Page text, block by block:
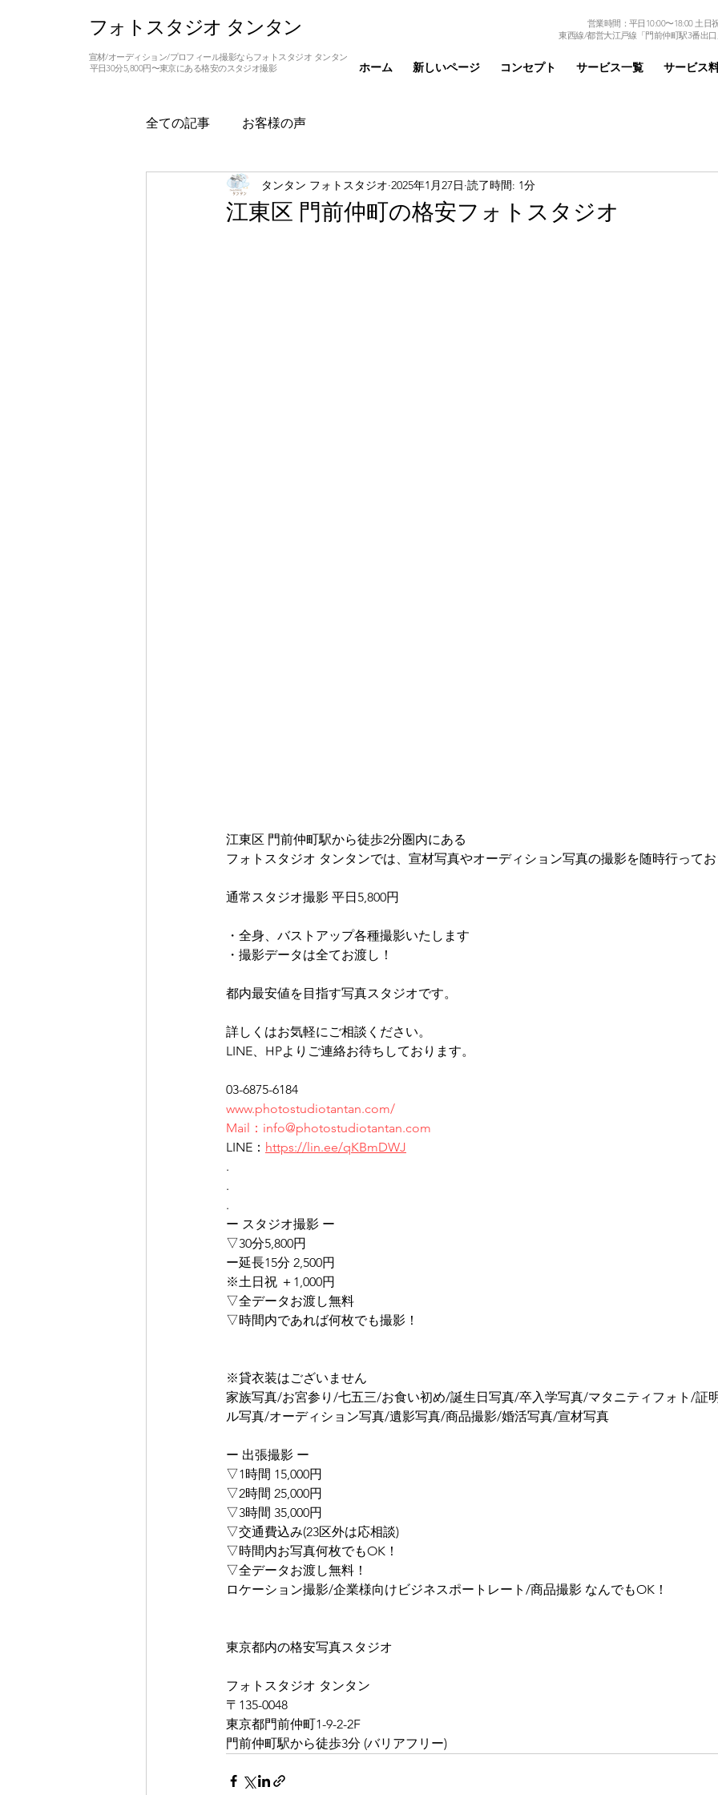
フォトスタジオ タンタン
宣材/オーディション/プロフィール撮影ならフォトスタジオ タンタン
平日30分5,800円〜東京にある格安のスタジオ撮影
営業時間：平日10:00〜18:00 土日
東西線/都営大江戸線「門前仲町駅3番出
ホーム 新しいページ コンセプト サービス一覧 サービス
全ての記事 お客様の声
江東区 門前仲町の格安フォトスタジオ
タンタン フォトスタジオ 2025年1月27日 読了時間: 1分
江東区 門前仲町駅から徒歩2分圏内にある
フォトスタジオ タンタンでは、宣材写真やオーディション写真の撮影を随時行って
通常スタジオ撮影 平日5,800円
・全身、バストアップ各種撮影いたします
・撮影データは全てお渡し！
都内最安値を目指す写真スタジオです。
詳しくはお気軽にご相談ください。
LINE、HPよりご連絡お待ちしております。
03-6875-6184
www.photostudiotantan.com/
Mail：info@photostudiotantan.com
LINE： https://lin.ee/qKBmDWJ
.
.
.
ー スタジオ撮影 ー
▽30分5,800円
ー延長15分 2,500円
※土日祝 ＋1,000円
▽全データお渡し無料
▽時間内であれば何枚でも撮影！
※貸衣装はございません
家族写真/お宮参り/七五三/お食い初め/誕生日写真/卒入学写真/マタニティフォト/証
ル写真/オーディション写真/遺影写真/商品撮影/婚活写真/宣材写真
ー 出張撮影 ー
▽1時間 15,000円
▽2時間 25,000円
▽3時間 35,000円
▽交通費込み(23区外は応相談)
▽時間内お写真何枚でもOK！
▽全データお渡し無料！
ロケーション撮影/企業様向けビジネスポートレート/商品撮影 なんでもOK！
東京都内の格安写真スタジオ
フォトスタジオ タンタン
〒135-0048
東京都門前仲町1-9-2-2F
門前仲町駅から徒歩3分 (バリアフリー)